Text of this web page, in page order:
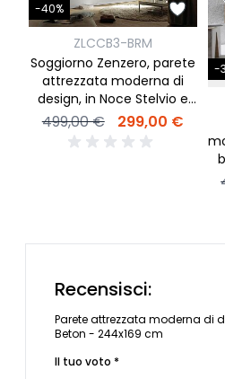
-40%
ZLCCB3-BRM
Soggiorno Zenzero, parete
attrezzata moderna di
design, in Noce Stelvio e
laccato bianco - 270x180
cm
499,00 € 299,00 €
-
Recensisci:
Parete attrezzata moderna di
Beton - 244x169 cm
Il tuo voto *